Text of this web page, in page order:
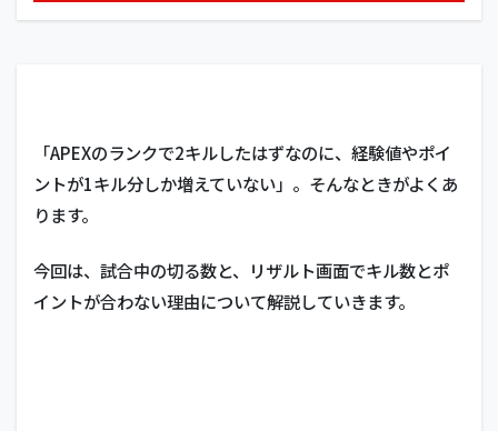
「APEXのランクで2キルしたはずなのに、経験値やポイ
ントが1キル分しか増えていない」。そんなときがよくあ
ります。
今回は、試合中の切る数と、リザルト画面でキル数とポ
イントが合わない理由について解説していきます。